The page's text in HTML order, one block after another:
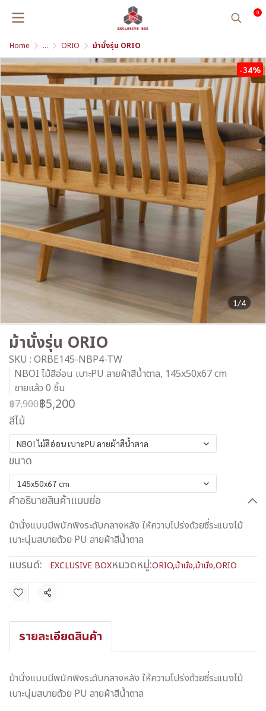
0
Home ... ORIO ม้านั่งรุ่น ORIO
1/4
-34%
ม้านั่งรุ่น ORIO
SKU : ORBE145-NBP4-TW
NBOI ไม้สีอ่อน เบาะPU ลายผ้าสีน้ำตาล, 145x50x67 cm
ขายแล้ว 0 ชิ้น
฿7,900฿5,200
สีไม้
NBOI ไม้สีอ่อน เบาะPU ลายผ้าสีน้ำตาล
ขนาด
145x50x67 cm
คำอธิบายสินค้าแบบย่อ
ม้านั่งแบบมีพนักพิงระดับกลางหลัง ให้ความโปร่งด้วยซี่ระแนงไม้
เบาะนุ่มสบายด้วย PU ลายผ้าสีน้ำตาล
แบรนด์: EXCLUSIVE BOXหมวดหมู่:ORIO,ม้านั่ง,ม้านั่ง,ORIO
แชร์
รายละเอียดสินค้า
ม้านั่งแบบมีพนักพิงระดับกลางหลัง ให้ความโปร่งด้วยซี่ระแนงไม้
เบาะนุ่มสบายด้วย PU ลายผ้าสีน้ำตาล